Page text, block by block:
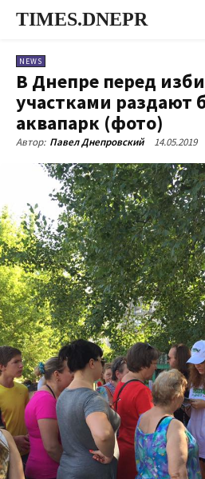
TIMES.DNEPR
NEWS
В Днепре перед
участками раздают
аквапарк (фото)
Автор: Павел Днепровский 14.05.2019